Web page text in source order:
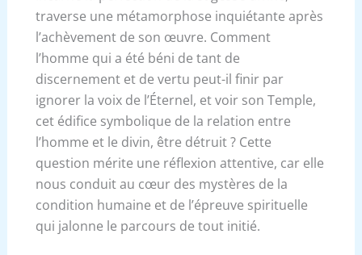
traverse une métamorphose inquiétante après
l’achèvement de son œuvre. Comment
l’homme qui a été béni de tant de
discernement et de vertu peut-il finir par
ignorer la voix de l’Éternel, et voir son Temple,
cet édifice symbolique de la relation entre
l’homme et le divin, être détruit ? Cette
question mérite une réflexion attentive, car elle
nous conduit au cœur des mystères de la
condition humaine et de l’épreuve spirituelle
qui jalonne le parcours de tout initié.